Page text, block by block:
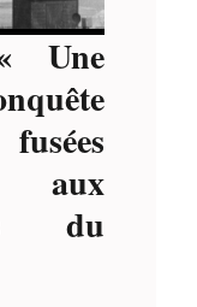
Une
du